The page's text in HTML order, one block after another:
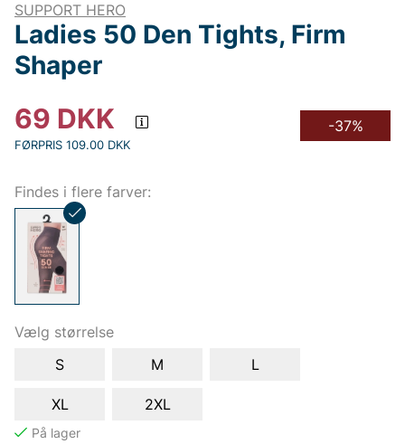
SUPPORT HERO
Ladies 50 Den Tights, Firm
Shaper
69 DKK
FØRPRIS 109.00 DKK
-37%
Findes i flere farver:
Vælg størrelse
S
M L
XL 2XL